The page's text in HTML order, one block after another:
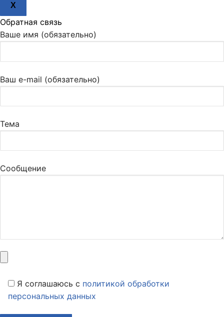
X
Обратная связь
Ваше имя (обязательно)
Ваш e-mail (обязательно)
Тема
Сообщение
Я соглашаюсь c политикой обработки
персональных данных